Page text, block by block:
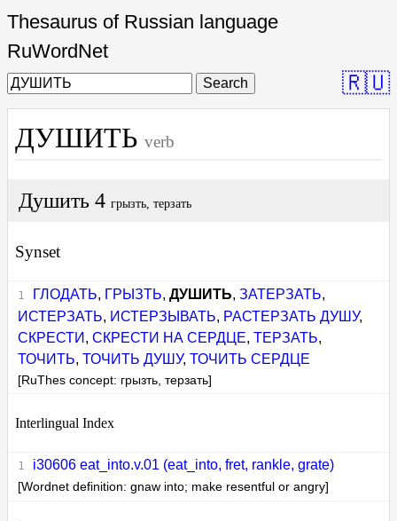
Thesaurus of Russian language
RuWordNet
Search 🇷🇺
ДУШИТЬ verb
Душить 4 грызть, терзать
Synset
ГЛОДАТЬ, ГРЫЗТЬ, ДУШИТЬ, ЗАТЕРЗАТЬ,
ИСТЕРЗАТЬ, ИСТЕРЗЫВАТЬ, РАСТЕРЗАТЬ ДУШУ,
СКРЕСТИ ,СКРЕСТИ НА СЕРДЦЕ,ТЕРЗАТЬ,
ТОЧИТЬ,ТОЧИТЬ ДУШУ,ТОЧИТЬ СЕРДЦЕ
[RuThes concept: грызть, терзать]
Interlingual Index
i30606 eat_into.v.01 (eat_into, fret, rankle, grate)
[Wordnet definition: gnaw into; make resentful or angry]